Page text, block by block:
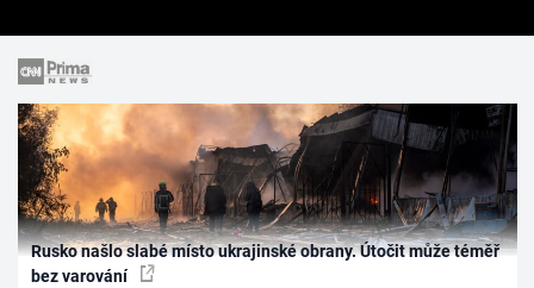
Rusko našlo slabé místo ukrajinské obrany. Útočit může téměř
bez varování